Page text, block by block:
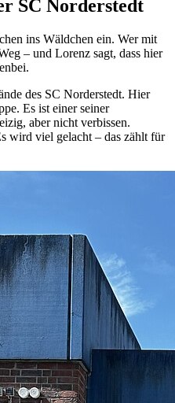
SC Norderstedt
ins Wäldchen ein. Wer mit
– und Lorenz sagt, dass hier
des SC Norderstedt. Hier
Es ist einer seiner
aber nicht verbissen.
wird viel gelacht – das zählt für